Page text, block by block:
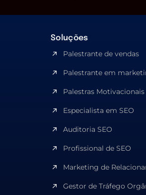
Soluções
Palestrante de vendas
Palestrante em
Palestras Motivacionais
Especialista em SEO​
Auditoria SEO
Profissional de SEO
Marketing de
Gestor de Tráfego